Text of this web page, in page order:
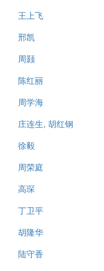
王上飞
邢凯
周颢
陈红丽
周学海
庄连生, 胡红钢
徐毅
周荣庭
高琛
丁卫平
胡隆华
陆守香